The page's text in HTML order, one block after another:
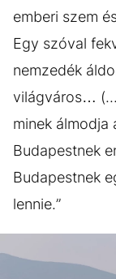
emberi szem
Egy szóval
nemzedék
világváros…
minek álmodja
Budapestnek
Budapestnek
lennie.”